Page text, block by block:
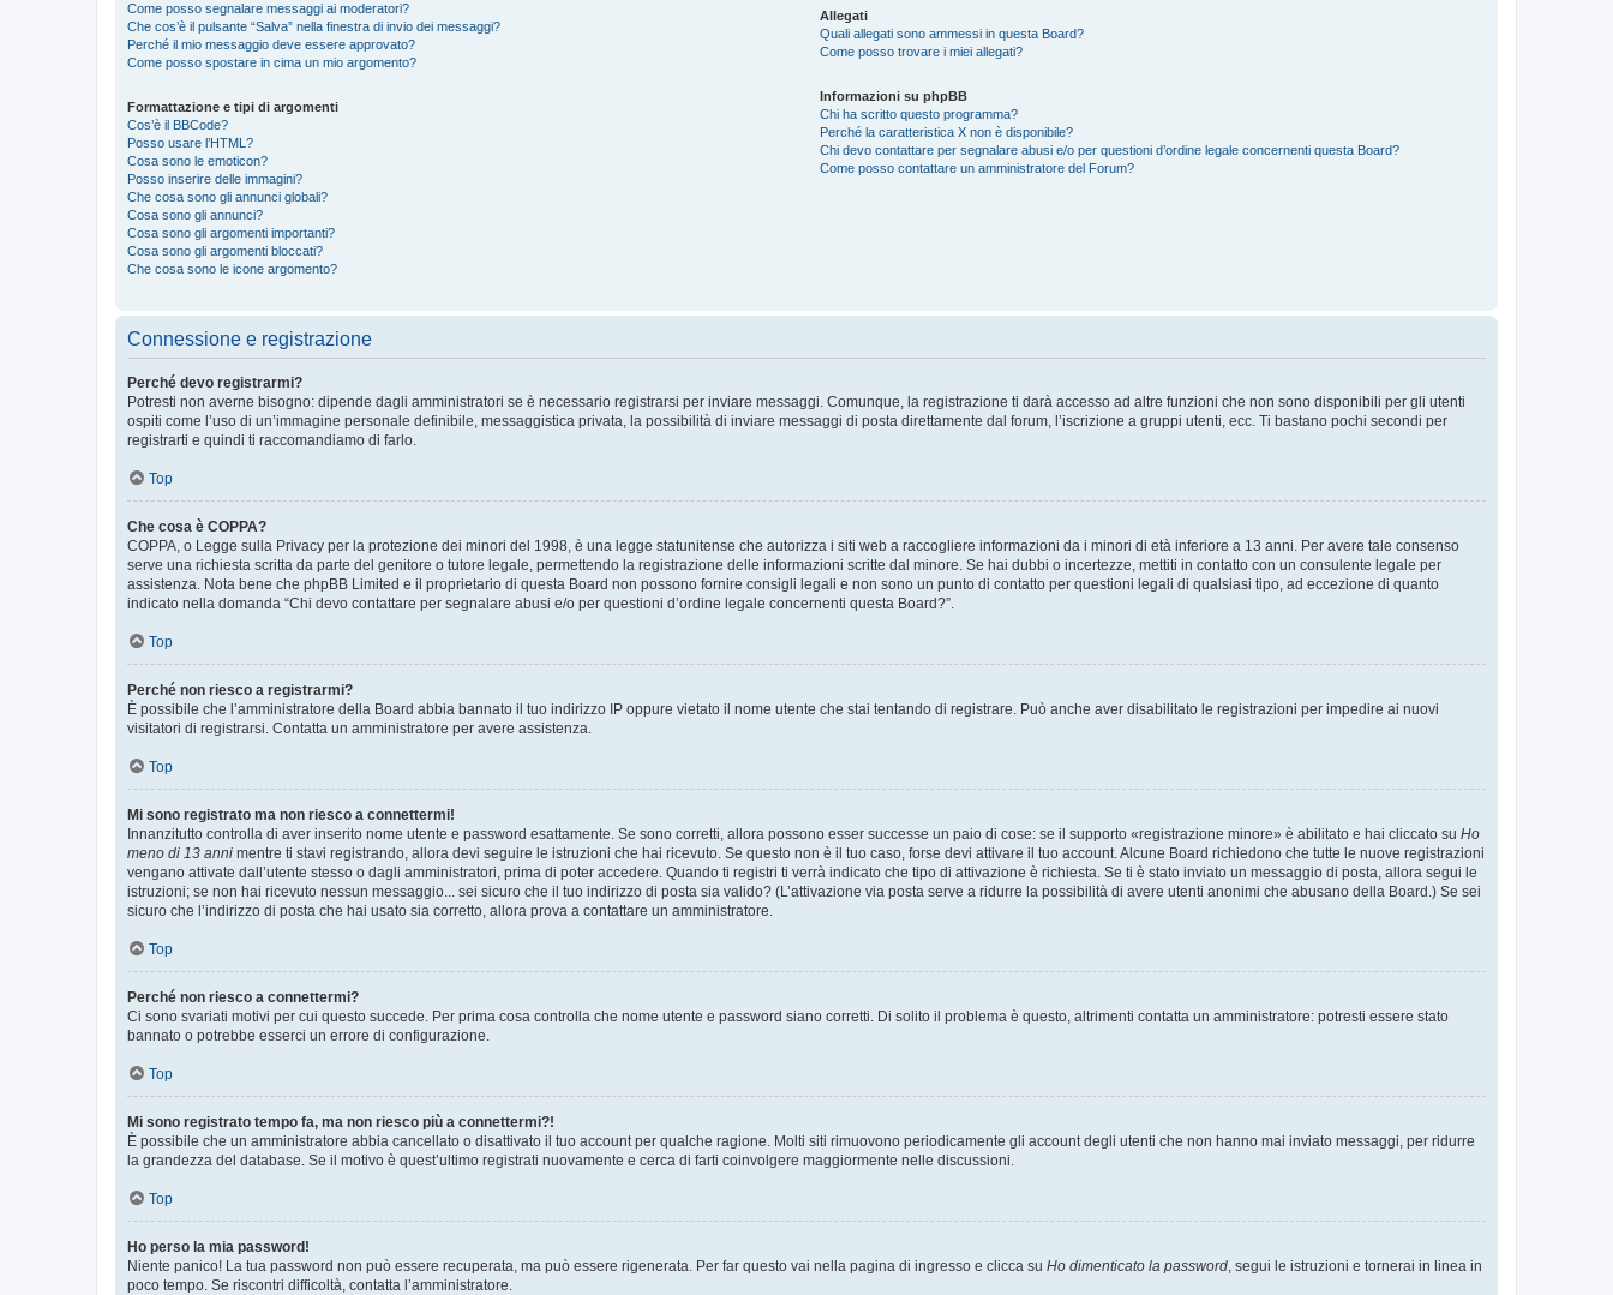
Come posso segnalare messaggi ai moderatori?
Che cos’è il pulsante “Salva” nella finestra di invio dei messaggi?
Perché il mio messaggio deve essere approvato?
Come posso spostare in cima un mio argomento?
Formattazione e tipi di argomenti
Cos’è il BBCode?
Posso usare l’HTML?
Cosa sono le emoticon?
Posso inserire delle immagini?
Che cosa sono gli annunci globali?
Cosa sono gli annunci?
Cosa sono gli argomenti importanti?
Cosa sono gli argomenti bloccati?
Che cosa sono le icone argomento?
Allegati
Quali allegati sono ammessi in questa Board?
Come posso trovare i miei allegati?
Informazioni su phpBB
Chi ha scritto questo programma?
Perché la caratteristica X non è disponibile?
Chi devo contattare per segnalare abusi e/o per questioni d’ordine legale concernenti questa Board?
Come posso contattare un amministratore del Forum?
Connessione e registrazione
Perché devo registrarmi?
Potresti non averne bisogno: dipende dagli amministratori se è necessario registrarsi per inviare messaggi. Comunque, la registrazione ti darà accesso ad altre funzioni che non sono disponibili per gli utenti
ospiti come l’uso di un’immagine personale definibile, messaggistica privata, la possibilità di inviare messaggi di posta direttamente dal forum, l’iscrizione a gruppi utenti, ecc. Ti bastano pochi secondi per
registrarti e quindi ti raccomandiamo di farlo.
Top
Che cosa è COPPA?
COPPA, o Legge sulla Privacy per la protezione dei minori del 1998, è una legge statunitense che autorizza i siti web a raccogliere informazioni da i minori di età inferiore a 13 anni. Per avere tale consenso
serve una richiesta scritta da parte del genitore o tutore legale, permettendo la registrazione delle informazioni scritte dal minore. Se hai dubbi o incertezze, mettiti in contatto con un consulente legale per
assistenza. Nota bene che phpBB Limited e il proprietario di questa Board non possono fornire consigli legali e non sono un punto di contatto per questioni legali di qualsiasi tipo, ad eccezione di quanto
indicato nella domanda “Chi devo contattare per segnalare abusi e/o per questioni d’ordine legale concernenti questa Board?”.
Top
Perché non riesco a registrarmi?
È possibile che l’amministratore della Board abbia bannato il tuo indirizzo IP oppure vietato il nome utente che stai tentando di registrare. Può anche aver disabilitato le registrazioni per impedire ai nuovi
visitatori di registrarsi. Contatta un amministratore per avere assistenza.
Top
Mi sono registrato ma non riesco a connettermi!
Innanzitutto controlla di aver inserito nome utente e password esattamente. Se sono corretti, allora possono esser successe un paio di cose: se il supporto «registrazione minore» è abilitato e hai cliccato su Ho
meno di 13 anni mentre ti stavi registrando, allora devi seguire le istruzioni che hai ricevuto. Se questo non è il tuo caso, forse devi attivare il tuo account. Alcune Board richiedono che tutte le nuove registrazioni
vengano attivate dall’utente stesso o dagli amministratori, prima di poter accedere. Quando ti registri ti verrà indicato che tipo di attivazione è richiesta. Se ti è stato inviato un messaggio di posta, allora segui le
istruzioni; se non hai ricevuto nessun messaggio... sei sicuro che il tuo indirizzo di posta sia valido? (L’attivazione via posta serve a ridurre la possibilità di avere utenti anonimi che abusano della Board.) Se sei
sicuro che l’indirizzo di posta che hai usato sia corretto, allora prova a contattare un amministratore.
Top
Perché non riesco a connettermi?
Ci sono svariati motivi per cui questo succede. Per prima cosa controlla che nome utente e password siano corretti. Di solito il problema è questo, altrimenti contatta un amministratore: potresti essere stato
bannato o potrebbe esserci un errore di configurazione.
Top
Mi sono registrato tempo fa, ma non riesco più a connettermi?!
È possibile che un amministratore abbia cancellato o disattivato il tuo account per qualche ragione. Molti siti rimuovono periodicamente gli account degli utenti che non hanno mai inviato messaggi, per ridurre
la grandezza del database. Se il motivo è quest’ultimo registrati nuovamente e cerca di farti coinvolgere maggiormente nelle discussioni.
Top
Ho perso la mia password!
Niente panico! La tua password non può essere recuperata, ma può essere rigenerata. Per far questo vai nella pagina di ingresso e clicca su Ho dimenticato la password, segui le istruzioni e tornerai in linea in
poco tempo. Se riscontri difficoltà, contatta l’amministratore.